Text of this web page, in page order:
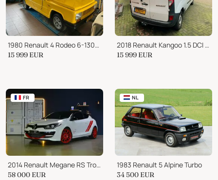
1980 Renault 4 Rodeo 6-1300 TOUR DU FRANCE Filmauto
15 999 EUR
2018 Renault Kangoo 1.5 DCI 90 COMF MAXI
15 999 EUR
FR
2014 Renault Megane RS Trophy-R
58 000 EUR
NL
1983 Renault 5 Alpine Turbo
34 500 EUR